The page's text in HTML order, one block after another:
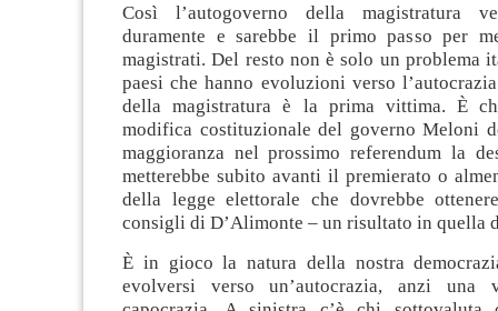
Così l’autogoverno della magistratura
duramente e sarebbe il primo passo per
magistrati. Del resto non è solo un problema
paesi che hanno evoluzioni verso
della magistratura è la prima vittima. È
modifica costituzionale del governo Meloni
maggioranza nel prossimo referendum la
metterebbe subito avanti il premierato o
della legge elettorale che dovrebbe
consigli di D’Alimonte – un risultato in quella
È in gioco la natura della nostra
evolversi verso un’autocrazia, anzi una